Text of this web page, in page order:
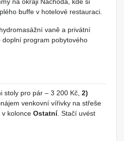
na okraji Náchoda, kde si
buffe v hotelové restauraci.
vaně a privátní
program pobytového
stoly pro pár – 3 200 Kč, 2)
venkovní vířivky na střeše
kolonce Ostatní. Stačí uvést